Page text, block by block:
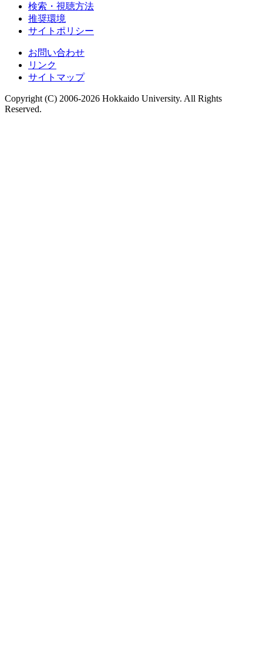
検索・視聴方法
推奨環境
サイトポリシー
お問い合わせ
リンク
サイトマップ
Copyright (C) 2006-2026 Hokkaido University. All Rights
Reserved.